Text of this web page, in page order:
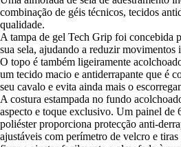
combinação de géis técnicos, tecidos
qualidade.
A tampa de gel Tech Grip foi concebida
sua sela, ajudando a reduzir movimentos
O topo é também ligeiramente
um tecido macio e antiderrapante que é
seu cavalo e evita ainda mais o
A costura estampada no fundo
aspecto e toque exclusivo. Um painel de
poliéster proporciona protecção anti-
ajustáveis com perímetro de velcro e